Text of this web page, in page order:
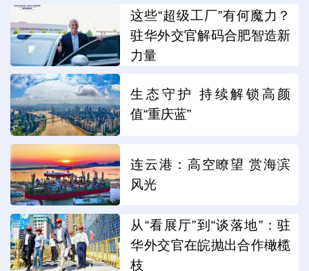
这些“超级工厂”有何魔力？
驻华外交官解码合肥智造新
力量
生态守护 持续解锁高颜
值“重庆蓝”
连云港：高空瞭望 赏海滨
风光
从“看展厅”到“谈落地”：驻
华外交官在皖抛出合作橄榄
枝